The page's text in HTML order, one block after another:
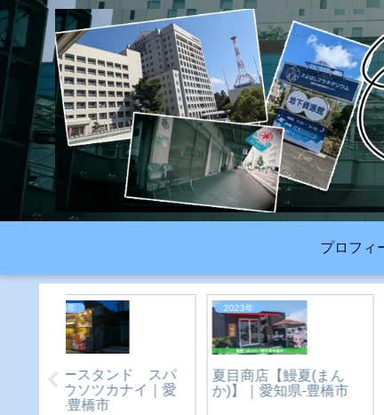
プロフィ
2023年
中華料理 ラーメン 新珠
｜愛知県-豊橋市
イオン豊橋南店（な
じゃす）が大規模リ
ューアル！新店舗